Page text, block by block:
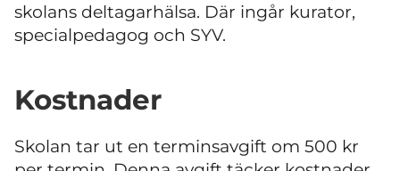
skolans deltagarhälsa. Där ingår kurator,
specialpedagog och SYV.
Kostnader
Skolan tar ut en terminsavgift om 500 kr